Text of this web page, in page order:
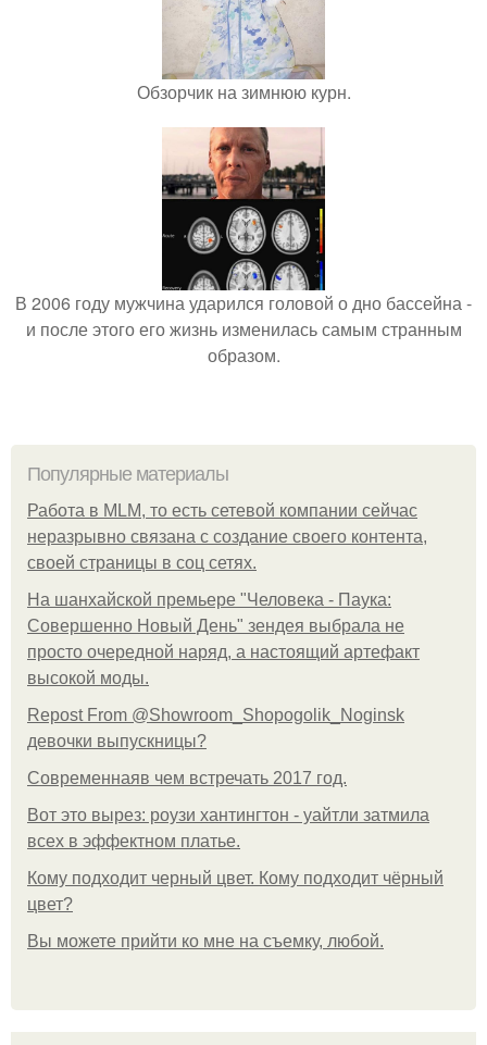
Обзорчик на зимнюю курн.
В 2006 году мужчина ударился головой о дно бассейна -
и после этого его жизнь изменилась самым странным
образом.
Популярные материалы
Работа в MLM, то есть сетевой компании сейчас
неразрывно связана с создание своего контента,
своей страницы в соц сетях.
На шанхайской премьере "Человека - Паука:
Совершенно Новый День" зендея выбрала не
просто очередной наряд, а настоящий артефакт
высокой моды.
Repost From @Showroom_Shopogolik_Noginsk
девочки выпускницы?
Современнаяв чем встречать 2017 год.
Вот это вырез: роузи хантингтон - уайтли затмила
всех в эффектном платьe.
Кому подходит черный цвет. Кому подходит чёрный
цвет?
Вы можете прийти ко мне на съемку, любой.